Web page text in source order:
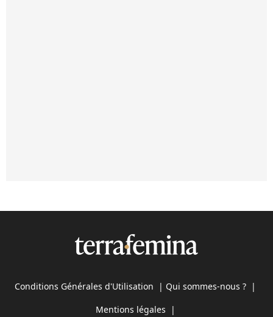
Conditions Générales d'Utilisation | Qui sommes-nous ? |
Mentions légales |